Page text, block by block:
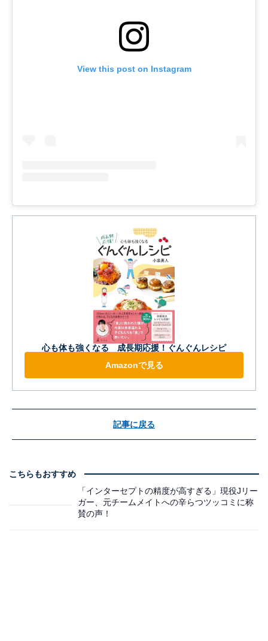
View this post on Instagram
心も体も強くなる 成長期応援！ぐんぐんレシピ
Amazonで見る
記事に戻る
こちらもおすすめ
「インターセプトの精度が高すぎる」現役Jリー
ガー、元チームメイトへの辛らつツッコミに称
賛の声！